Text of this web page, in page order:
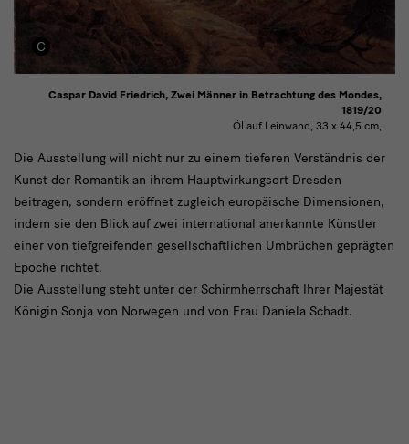
text4
Die Ausstellung will nicht nur zu einem tieferen Verständnis der
Kunst der Romantik an ihrem Hauptwirkungsort Dresden
beitragen, sondern eröffnet zugleich europäische Dimensionen,
indem sie den Blick auf zwei international anerkannte Künstler
einer von tiefgreifenden gesellschaftlichen Umbrüchen geprägten
Epoche richtet.
Die Ausstellung steht unter der Schirmherrschaft Ihrer Majestät
Königin Sonja von Norwegen und von Frau Daniela Schadt.
Caspar David Friedrich, Zwei Männer in Betrachtung des Mondes,
1819/20
Öl auf Leinwand, 33 x 44,5 cm,